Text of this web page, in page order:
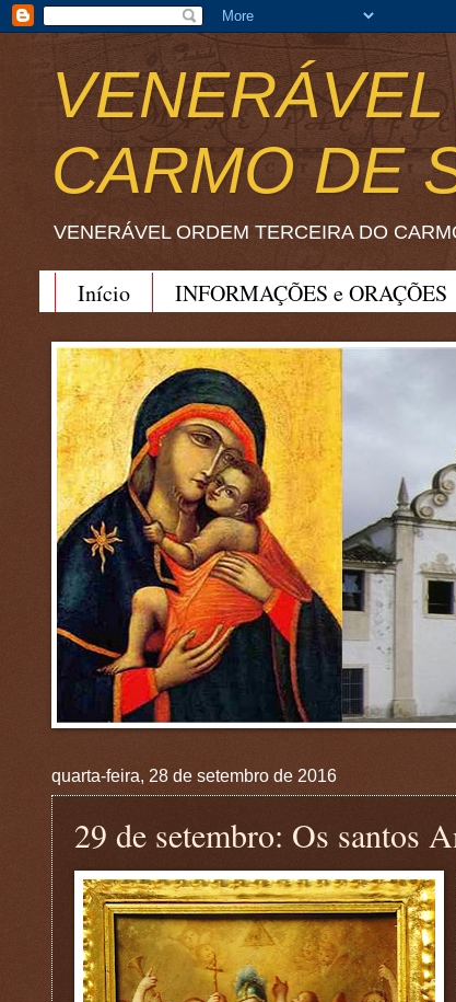
CARMO DE
VENERÁVEL ORDEM TERCEIRA DO
Início INFORMAÇÕES e ORAÇÕES
quarta-feira, 28 de setembro de 2016
29 de setembro: Os santos